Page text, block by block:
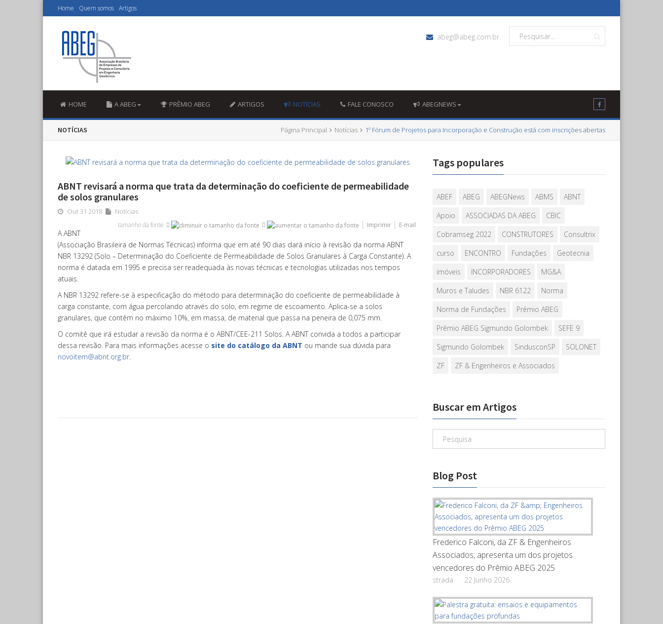
Home Quem somos Artigos
abeg@abeg.com.br
HOME A ABEG PRÊMIO ABEG ARTIGOS NOTÍCIAS FALE CONOSCO ABEGNEWS
NOTÍCIAS Página Principal Notícias 1º Fórum de Projetos para Incorporação e Construção está com inscrições abertas
ABNT revisará a norma que trata da determinação do coeficiente de permeabilidade
de solos granulares
Out 31 2018 Notícias
tamanho da fonte Imprimir E-mail
A ABNT
(Associação Brasileira de Normas Técnicas) informa que em até 90 dias dará início à revisão da norma ABNT
NBR 13292 (Solo – Determinação do Coeficiente de Permeabilidade de Solos Granulares à Carga Constante). A
norma é datada em 1995 e precisa ser readequada às novas técnicas e tecnologias utilizadas nos tempos
atuais.
A NBR 13292 refere-se à especificação do método para determinação do coeficiente de permeabilidade à
carga constante, com água percolando através do solo, em regime de escoamento. Aplica-se a solos
granulares, que contêm no máximo 10%, em massa, de material que passa na peneira de 0,075 mm.
O comitê que irá estudar a revisão da norma é o ABNT/CEE-211 Solos. A ABNT convida a todos a participar
dessa revisão. Para mais informações acesse o site do catálogo da ABNT ou mande sua dúvida para
novoitem@abnt.org.br
Tags populares
ABEF ABEG ABEGNews ABMS
ABNT
Apoio
ASSOCIADAS DA ABEG
CBIC
Cobramseg 2022
CONSTRUTORES
Consultrix
curso
ENCONTRO Fundações
Geotecnia
imóveis
INCORPORADORES
MG&A
Muros e Taludes
NBR 6122
Norma
Norma de Fundações
Prêmio ABEG
Prêmio ABEG Sigmundo Golombek
SEFE 9
Sigmundo Golombek
SindusconSP
SOLONET
ZF
ZF & Engenheiros e Associados
Buscar em Artigos
Blog Post
Frederico Falconi, da ZF & Engenheiros
Associados, apresenta um dos projetos
vencedores do Prêmio ABEG 2025
strada 22 Junho 2026